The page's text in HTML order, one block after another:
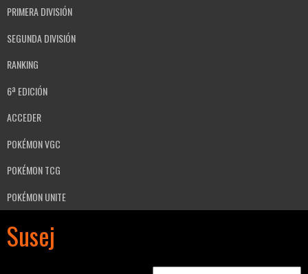
PRIMERA DIVISIÓN
SEGUNDA DIVISIÓN
RANKING
6ª EDICIÓN
ACCEDER
POKÉMON VGC
POKÉMON TCG
POKÉMON UNITE
Susej